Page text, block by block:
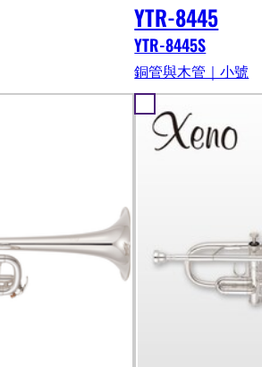
YTR-8445
YTR-8445S
銅管與木管｜小號